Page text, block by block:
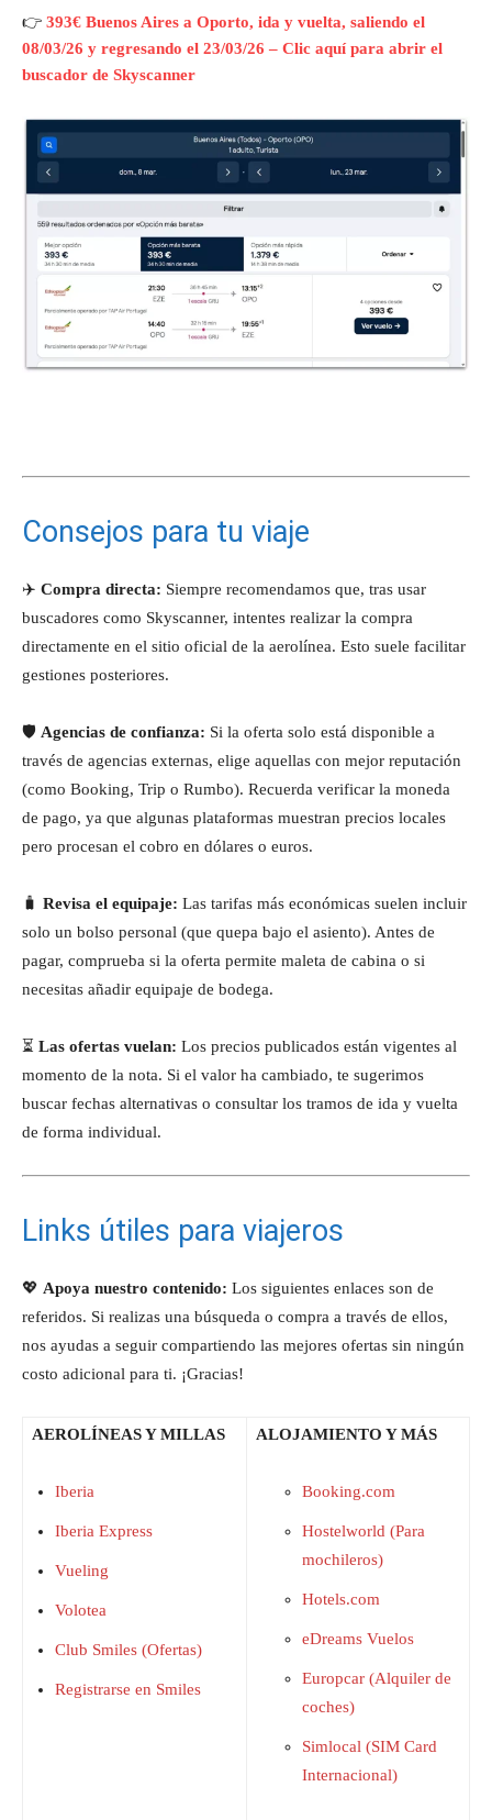
👉 393€ Buenos Aires a Oporto, ida y vuelta, saliendo el
08/03/26 y regresando el 23/03/26 – Clic aquí para abrir el
buscador de Skyscanner
Consejos para tu viaje
✈️ Compra directa: Siempre recomendamos que, tras usar
buscadores como Skyscanner, intentes realizar la compra
directamente en el sitio oficial de la aerolínea. Esto suele facilitar
gestiones posteriores.
🛡️ Agencias de confianza: Si la oferta solo está disponible a
través de agencias externas, elige aquellas con mejor reputación
(como Booking, Trip o Rumbo). Recuerda verificar la moneda
de pago, ya que algunas plataformas muestran precios locales
pero procesan el cobro en dólares o euros.
🧳 Revisa el equipaje: Las tarifas más económicas suelen incluir
solo un bolso personal (que quepa bajo el asiento). Antes de
pagar, comprueba si la oferta permite maleta de cabina o si
necesitas añadir equipaje de bodega.
⏳ Las ofertas vuelan: Los precios publicados están vigentes al
momento de la nota. Si el valor ha cambiado, te sugerimos
buscar fechas alternativas o consultar los tramos de ida y vuelta
de forma individual.
Links útiles para viajeros
💖 Apoya nuestro contenido: Los siguientes enlaces son de
referidos. Si realizas una búsqueda o compra a través de ellos,
nos ayudas a seguir compartiendo las mejores ofertas sin ningún
costo adicional para ti. ¡Gracias!
AEROLÍNEAS Y MILLAS
Iberia
Iberia Express
Vueling
Volotea
Club Smiles (Ofertas)
Registrarse en Smiles
ALOJAMIENTO Y MÁS
Booking.com
Hostelworld (Para
mochileros)
Hotels.com
eDreams Vuelos
Europcar (Alquiler de
coches)
Simlocal (SIM Card
Internacional)